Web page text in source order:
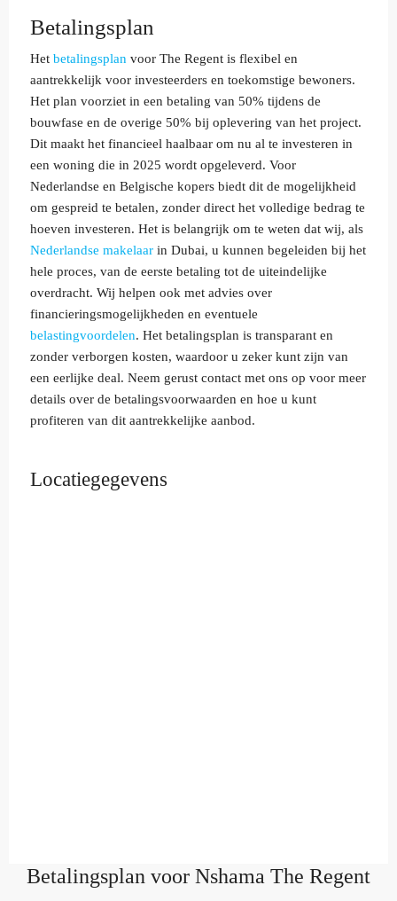
Betalingsplan
Het betalingsplan voor The Regent is flexibel en
aantrekkelijk voor investeerders en toekomstige bewoners.
Het plan voorziet in een betaling van 50% tijdens de
bouwfase en de overige 50% bij oplevering van het project.
Dit maakt het financieel haalbaar om nu al te investeren in
een woning die in 2025 wordt opgeleverd. Voor
Nederlandse en Belgische kopers biedt dit de mogelijkheid
om gespreid te betalen, zonder direct het volledige bedrag te
hoeven investeren. Het is belangrijk om te weten dat wij, als
Nederlandse makelaar in Dubai, u kunnen begeleiden bij het
hele proces, van de eerste betaling tot de uiteindelijke
overdracht. Wij helpen ook met advies over
financieringsmogelijkheden en eventuele
belastingvoordelen. Het betalingsplan is transparant en
zonder verborgen kosten, waardoor u zeker kunt zijn van
een eerlijke deal. Neem gerust contact met ons op voor meer
details over de betalingsvoorwaarden en hoe u kunt
profiteren van dit aantrekkelijke aanbod.
Locatiegegevens
Betalingsplan voor Nshama The Regent